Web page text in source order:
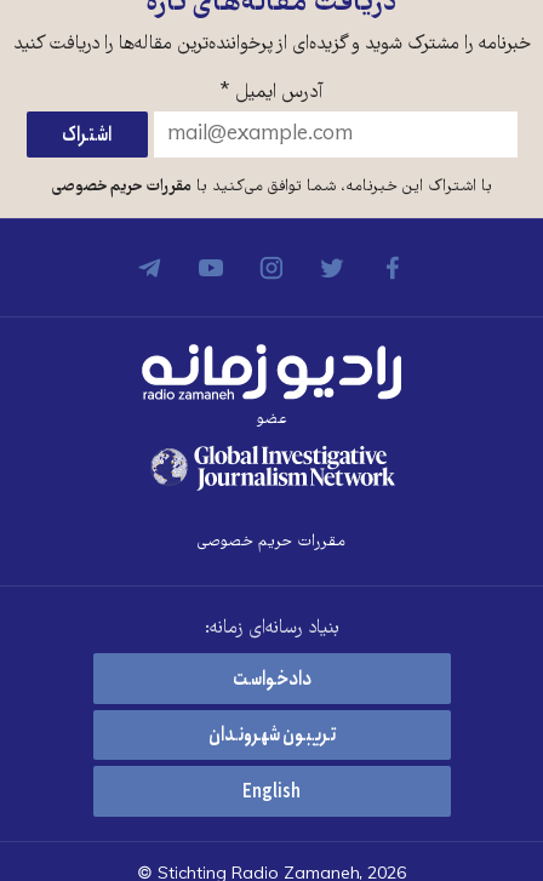
خبرنامه را مشترک شوید و گزیده‌ای از پرخواننده‌ترین مقاله‌ها را دریافت کنید
آدرس ایمیل *
با اشتراک این خبرنامه، شما توافق می‌کنید بامقررات حریم خصوصی
عضو
مقررات حریم خصوصی
بنیاد رسانه‌ای زمانه:
دادخواست
تریبون شهروندان
English
© Stichting Radio Zamaneh, 2026